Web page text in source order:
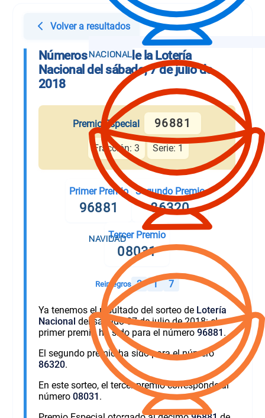
Volver a resultados
Números Sorteo de la Lotería
Nacional del sábado, 7 de julio de
2018
Premio Especial 96881
Fracción: 3 Serie: 1
Primer Premio
96881
Segundo Premio
86320
Tercer Premio
08031
Reintegros 2 1 7
Ya tenemos el resultado del sorteo de Lotería
Nacional del sábado 07 de julio de 2018: el
primer premio ha sido para el número 96881 .
El segundo premio ha sido para el número
86320.
En este sorteo, el tercer premio corresponde al
número 08031 .